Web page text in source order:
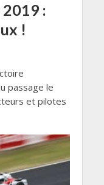
:
!
passage le
et pilotes